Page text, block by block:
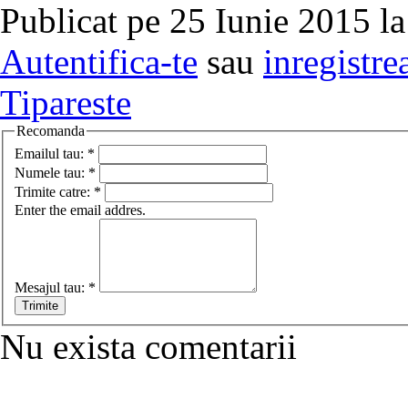
Publicat pe 25 Iunie 2015
Autentifica-te sau
Tipareste
Recomanda
Emailul tau: *
Numele tau: *
Trimite catre: *
Enter the email addres.
Mesajul tau: *
Nu exista comentarii